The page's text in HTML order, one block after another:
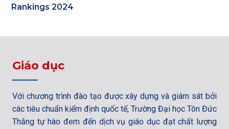
Rankings 2024
Giáo dục
Với chương trình đào tạo được xây dựng và giám sát bởi
các tiêu chuẩn kiểm định quốc tế, Trường Đại học Tôn Đức
Thắng tự hào đem đến dịch vụ giáo dục đạt chất lượng